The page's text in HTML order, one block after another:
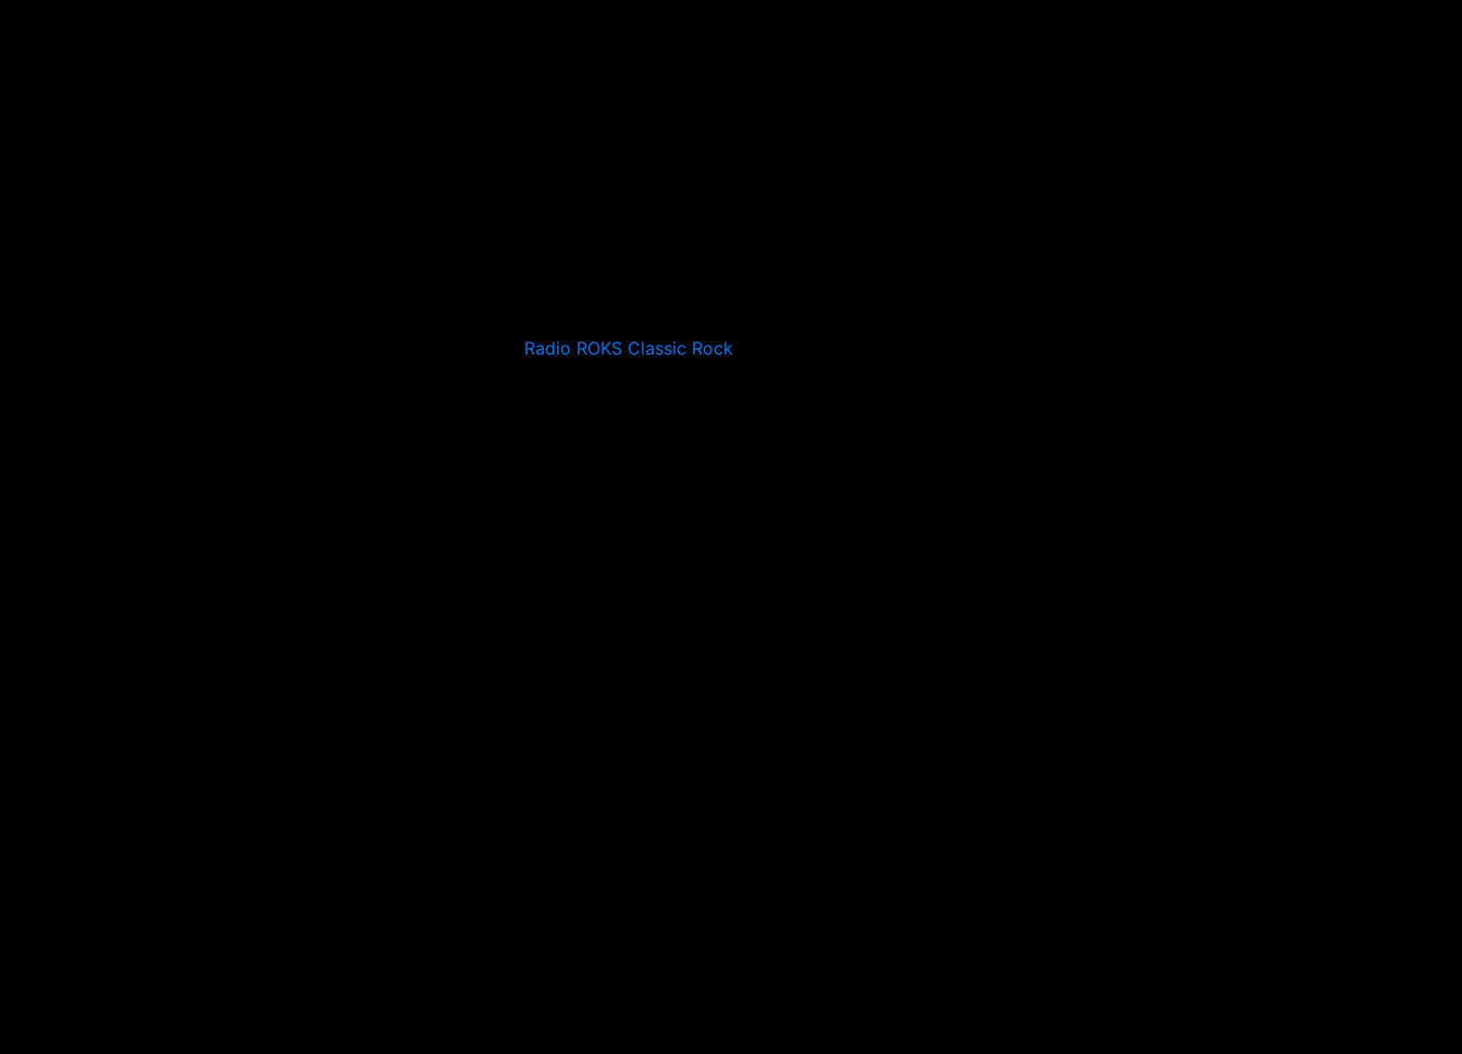
Radio ROKS Classic Rock